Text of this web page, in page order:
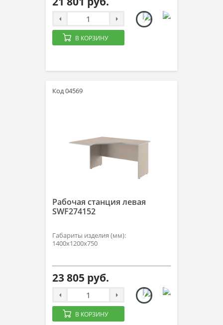
В КОРЗИНУ
Код 04569
Рабочая станция левая
SWF274152
Габариты изделия (мм):
1400х1200х750
23 805 руб.
В КОРЗИНУ